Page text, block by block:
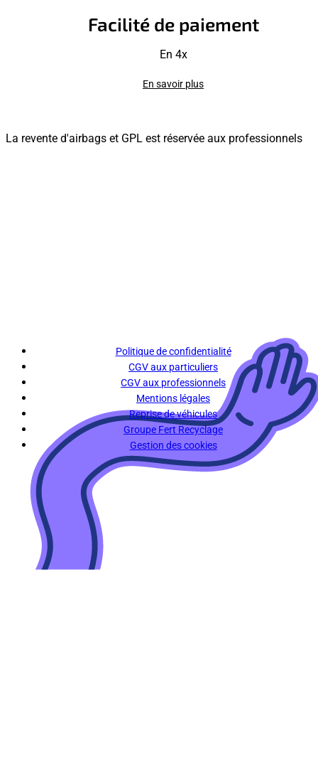
Facilité de paiement
En 4x
En savoir plus
La revente d'airbags et GPL est réservée aux professionnels
Politique de confidentialité
CGV aux particuliers
CGV aux professionnels
Mentions légales
Reprise de véhicules
Groupe Fert Recyclage
Gestion des cookies